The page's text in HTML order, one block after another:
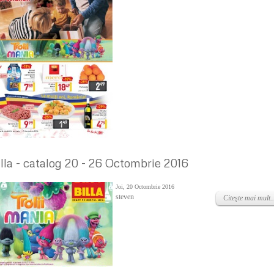
- catalog 20 - 26 Octombrie 2016
Joi, 20 Octombrie 2016
steven Citeşte mai